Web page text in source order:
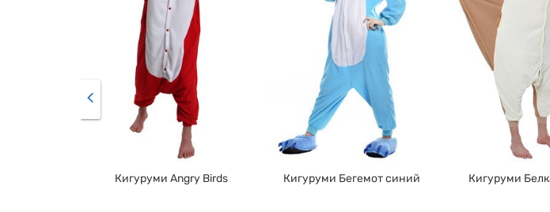
Кигуруми Angry Birds Кигуруми Бегемот синий Кигуруми